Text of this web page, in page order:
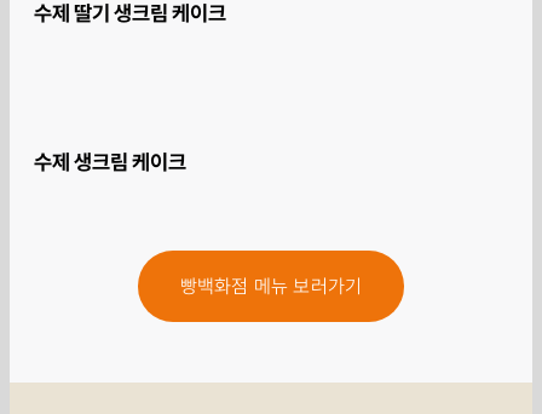
수제 딸기 생크림 케이크
수제 생크림 케이크
빵백화점 메뉴 보러가기